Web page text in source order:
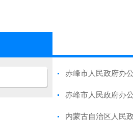
赤峰市人民政府办
赤峰市人民政府办
内蒙古自治区人民